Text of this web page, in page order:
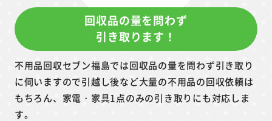
回収品の量を問わず
引き取ります！
不用品回収セブン福島では回収品の量を問わず引き取り
に伺いますので引越し後など大量の不用品の回収依頼は
もちろん、家電・家具1点のみの引き取りにも対応しま
す。